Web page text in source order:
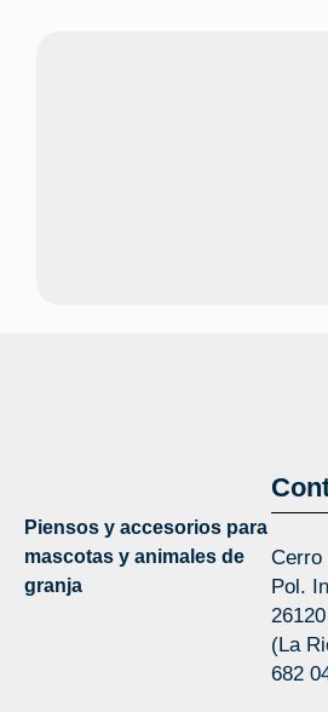
Piensos y accesorios para
mascotas y animales de
granja
Cerro
Pol.
(La
682